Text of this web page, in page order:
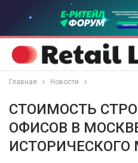
Главная Новости
СТОИМОСТЬ
ОФИСОВ В